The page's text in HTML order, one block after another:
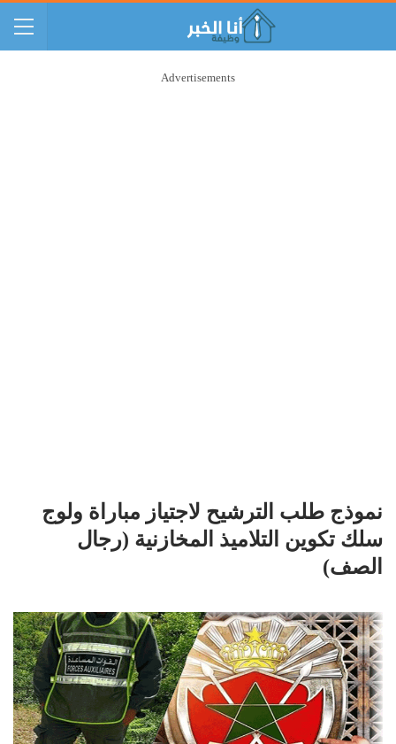
Advertisements
نموذج طلب الترشيح لاجتياز مباراة ولوج
سلك تكوين التلاميذ المخازنية (رجال
الصف)